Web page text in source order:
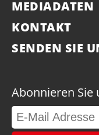
MEDIADATEN
KONTAKT
SENDEN SIE
Abonnieren